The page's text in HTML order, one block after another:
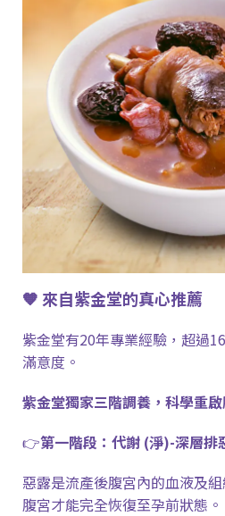
🧡 來自紫金堂的真心推薦
紫金堂有20年專業經驗，超過
滿意度。
紫金堂獨家三階調養，科學重
👉第一階段：代謝 (淨)-深層排
惡露是流產後腹宮內的血液及
腹宮才能完全恢復至孕前狀態。